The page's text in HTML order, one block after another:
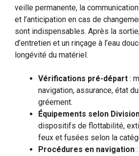
veille permanente, la
et l’anticipation en cas de
sont indispensables. Après la
d’entretien et un rinçage à l’eau
longévité du matériel.
Vérifications pré-départ :
navigation, assurance, état
gréement.
Équipements selon
dispositifs de flottabilité,
feux et fusées selon la
Procédures en navigation